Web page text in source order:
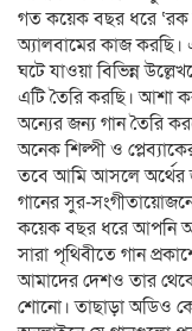
গত কয়েক বছর ধরে ‘রক
অ্যালবামের কাজ করছি।
ঘটে যাওয়া বিভিন্ন
এটি তৈরি করছি। আশা
অন্যের জন্য গান তৈরি
অনেক শিল্পী ও
তবে আমি আসলে অর্থের
গানের সুর-
কয়েক বছর ধরে আপনি
সারা পৃথিবীতে গান
আমাদের দেশও তার
শোনো। তাছাড়া অডিও